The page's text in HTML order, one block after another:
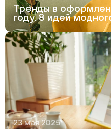
Тренды в
году. 8 идей
23 мая 2025